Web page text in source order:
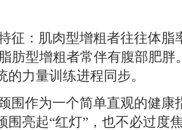
征：肌肉型增粗者往往体脂
肪型增粗者常伴有腹部肥胖
的力量训练进程同步。
围作为一个简单直观的健康
围亮起“红灯”，也不必过度